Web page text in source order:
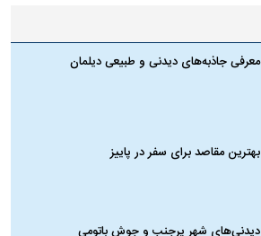
معرفی جاذبه‌های دیدنی و طبیعی دیلمان
بهترین مقاصد برای سفر در پاییز
دیدنی‌های شهر پرجنب و جوش باتومی